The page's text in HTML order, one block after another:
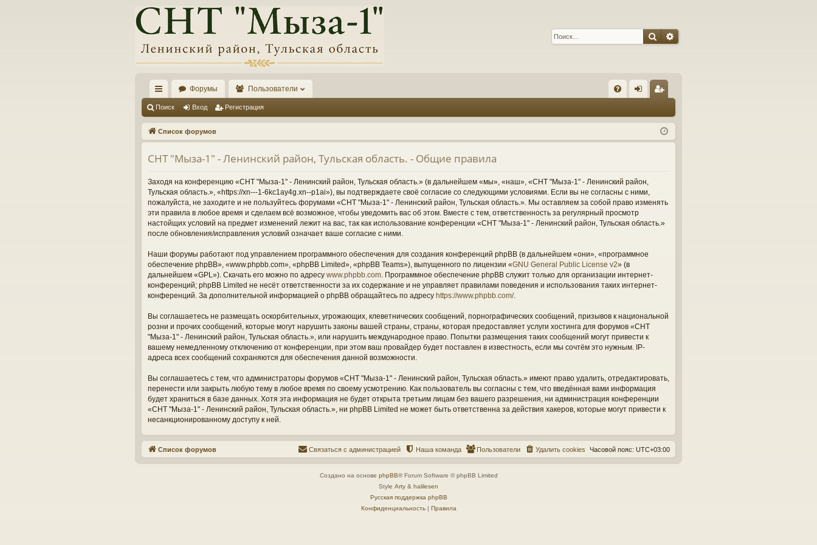
ПоискРасширенный поиск
с
ы
лк
и
Форумы Пользователи
Q д ис
тр
Поиск Вход Регистрация
Список форумов
СНТ "Мыза-1" - Ленинский район, Тульская область. - Общие правила
Заходя на конференцию «СНТ "Мыза-1" - Ленинский район, Тульская область.» (в дальнейшем «мы», «наш», «СНТ "Мыза-1" - Ленинский район,
Тульская область.», «https://xn---1-6kc1ay4g.xn--p1ai»), вы подтверждаете своё согласие со следующими условиями. Если вы не согласны с ними,
пожалуйста, не заходите и не пользуйтесь форумами «СНТ "Мыза-1" - Ленинский район, Тульская область.». Мы оставляем за собой право изменять
эти правила в любое время и сделаем всё возможное, чтобы уведомить вас об этом. Вместе с тем, ответственность за регулярный просмотр
настойщих условий на предмет изменений лежит на вас, так как использование конференции «СНТ "Мыза-1" - Ленинский район, Тульская область.»
после обновления/исправления условий означает ваше согласие с ними.
Наши форумы работают под управлением программного обеспечения для создания конференций phpBB (в дальнейшем «они», «программное
обеспечение phpBB», «www.phpbb.com», «phpBB Limited», «phpBB Teams»), выпущенного по лицензии «GNU General Public License v2» (в
дальнейшем «GPL»). Скачать его можно по адресу www.phpbb.com . Программное обеспечение phpBB служит только для организации интернет-
конференций; phpBB Limited не несёт ответственности за их содержание и не управляет правилами поведения и использования таких интернет-
конференций. За дополнительной информацией о phpBB обращайтесь по адресу https://www.phpbb.com/.
Вы соглашаетесь не размещать оскорбительных, угрожающих, клеветнических сообщений, порнографических сообщений, призывов к национальной
розни и прочих сообщений, которые могут нарушить законы вашей страны, страны, которая предоставляет услуги хостинга для форумов «СНТ
"Мыза-1" - Ленинский район, Тульская область.», или нарушить международное право. Попытки размещения таких сообщений могут привести к
вашему немедленному отключению от конференции, при этом ваш провайдер будет поставлен в известность, если мы сочтём это нужным. IP-
адреса всех сообщений сохраняются для обеспечения данной возможности.
Вы соглашаетесь с тем, что администраторы форумов «СНТ "Мыза-1" - Ленинский район, Тульская область.» имеют право удалить, отредактировать,
перенести или закрыть любую тему в любое время по своему усмотрению. Как пользователь вы согласны с тем, что введённая вами информация
будет храниться в базе данных. Хотя эта информация не будет открыта третьим лицам без вашего разрешения, ни администрация конференции
«СНТ "Мыза-1" - Ленинский район, Тульская область.», ни phpBB Limited не может быть ответственна за действия хакеров, которые могут привести к
несанкционированному доступу к ней.
Список форумов Часовой пояс: UTC+03:00
Удалить cookies
Пользователи
Наша команда
Связаться с администрацией
Создано на основе phpBB® Forum Software © phpBB Limited
Style Arty & halilesen
Русская поддержка phpBB
Конфиденциальность| Правила